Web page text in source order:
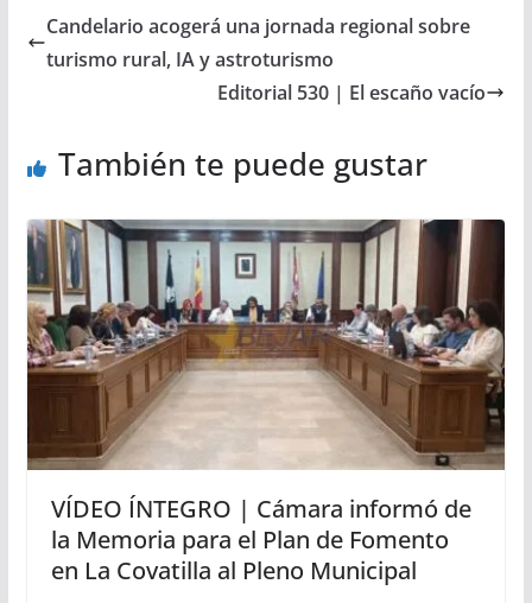
Candelario acogerá una jornada regional sobre
turismo rural, IA y astroturismo
Editorial 530 | El escaño vacío
También te puede gustar
VÍDEO ÍNTEGRO | Cámara informó de
la Memoria para el Plan de Fomento
en La Covatilla al Pleno Municipal